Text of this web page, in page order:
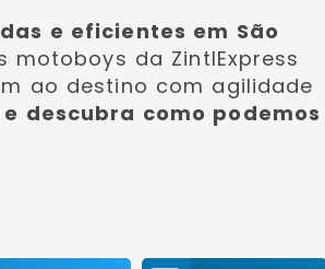
e eficientes em São
motoboys da ZintlExpress
ao destino com agilidade
e descubra como podemos